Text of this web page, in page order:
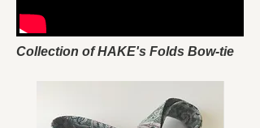
Collection of HAKE's Folds Bow-tie